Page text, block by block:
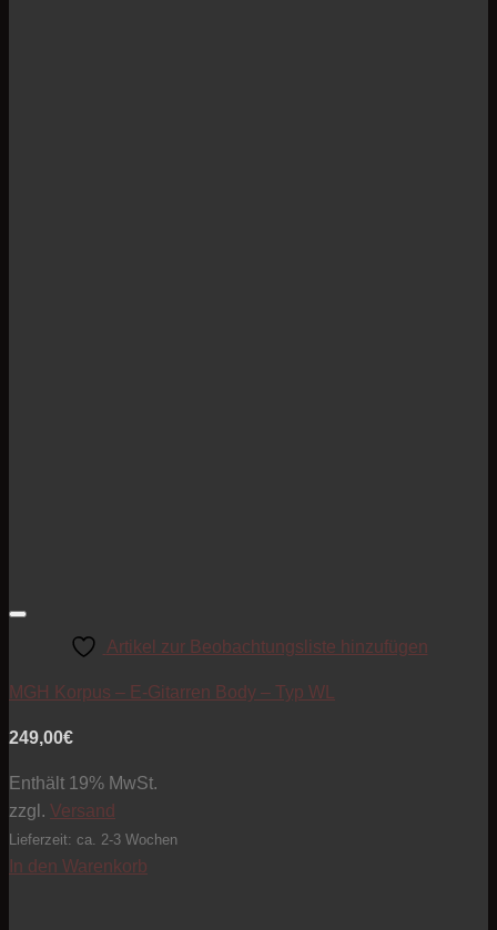
Artikel zur Beobachtungsliste hinzufügen
MGH Korpus – E-Gitarren Body – Typ WL
249,00€
Enthält 19% MwSt.
zzgl. Versand
Lieferzeit: ca. 2-3 Wochen
In den Warenkorb